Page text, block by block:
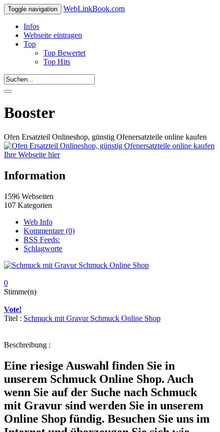
Toggle navigation WebLinkBook.com
Infos
Webseite eintragen
Top
Top Bewertet
Top Hits
Booster
Ofen Ersatzteil Onlineshop, günstig Ofenersatzteile online kaufen
Ihre Webseite hier
Information
1596 Webseiten
107 Kategorien
Web Info
Kommentare (0)
RSS Feeds:
Schlagworte
0
Stimme(n)
Vote!
Titel : Schmuck mit Gravur Schmuck Online Shop
Beschreibung :
Eine riesige Auswahl finden Sie in
unserem Schmuck Online Shop. Auch
wenn Sie auf der Suche nach Schmuck
mit Gravur sind werden Sie in unserem
Online Shop fündig. Besuchen Sie uns im